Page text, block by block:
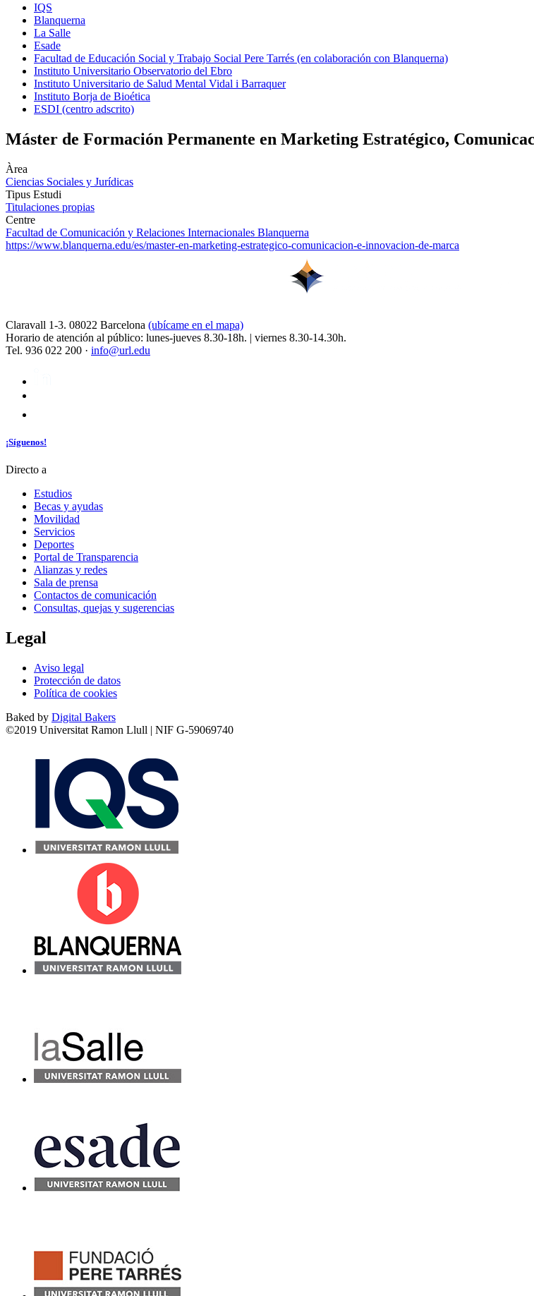
IQS
Blanquerna
La Salle
Esade
Facultad de Educación Social y Trabajo Social Pere Tarrés (en colaboración con Blanquerna)
Instituto Universitario Observatorio del Ebro
Instituto Universitario de Salud Mental Vidal i Barraquer
Instituto Borja de Bioética
ESDI (centro adscrito)
Máster de Formación Permanente en Marketing Estratégico,
Àrea
Ciencias Sociales y Jurídicas
Tipus Estudi
Titulaciones propias
Centre
Facultad de Comunicación y Relaciones Internacionales Blanquerna
https://www.blanquerna.edu/es/master-en-marketing-estrategico-comunicacion-e-innovacion-de-marca
Claravall 1-3. 08022 Barcelona (ubícame en el mapa)
Horario de atención al público: lunes-jueves 8.30-18h. | viernes 8.30-14.30h.
Tel. 936 022 200 · info@url.edu
¡Síguenos!
Directo a
Estudios
Becas y ayudas
Movilidad
Servicios
Deportes
Portal de Transparencia
Alianzas y redes
Sala de prensa
Contactos de comunicación
Consultas, quejas y sugerencias
Legal
Aviso legal
Protección de datos
Política de cookies
Baked by Digital Bakers
©2019 Universitat Ramon Llull | NIF G-59069740